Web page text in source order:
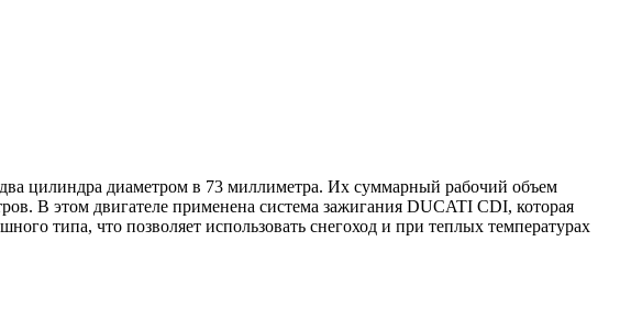
цилиндра диаметром в 73 миллиметра. Их суммарный рабочий объем
В этом двигателе применена система зажигания DUCATI CDI, которая
типа, что позволяет использовать снегоход и при теплых температурах